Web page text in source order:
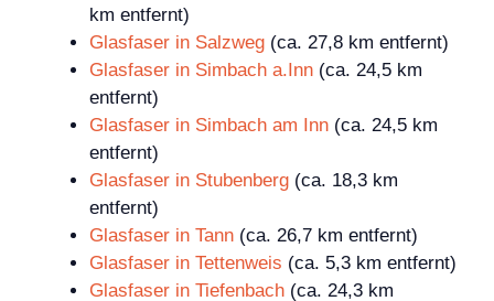
km entfernt)
Glasfaser in Salzweg (ca. 27,8 km entfernt)
Glasfaser in Simbach a.Inn (ca. 24,5 km
entfernt)
Glasfaser in Simbach am Inn (ca. 24,5 km
entfernt)
Glasfaser in Stubenberg (ca. 18,3 km
entfernt)
Glasfaser in Tann (ca. 26,7 km entfernt)
Glasfaser in Tettenweis (ca. 5,3 km entfernt)
Glasfaser in Tiefenbach (ca. 24,3 km